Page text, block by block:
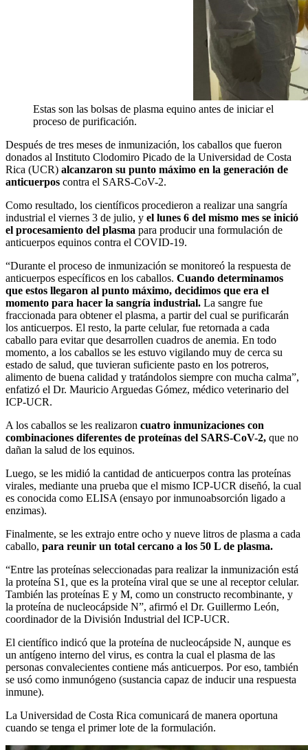
Estas son las bolsas de plasma equino antes de iniciar el
proceso de purificación.
Después de tres meses de inmunización, los caballos que fueron
donados al Instituto Clodomiro Picado de la Universidad de Costa
Rica (UCR) alcanzaron su punto máximo en la generación de
anticuerpos contra el SARS-CoV-2.
Como resultado, los científicos procedieron a realizar una sangría
industrial el viernes 3 de julio, y el lunes 6 del mismo mes se inició
el procesamiento del plasma para producir una formulación de
anticuerpos equinos contra el COVID-19.
“Durante el proceso de inmunización se monitoreó la respuesta de
anticuerpos específicos en los caballos. Cuando determinamos
que estos llegaron al punto máximo, decidimos que era el
momento para hacer la sangría industrial. La sangre fue
fraccionada para obtener el plasma, a partir del cual se purificarán
los anticuerpos. El resto, la parte celular, fue retornada a cada
caballo para evitar que desarrollen cuadros de anemia. En todo
momento, a los caballos se les estuvo vigilando muy de cerca su
estado de salud, que tuvieran suficiente pasto en los potreros,
alimento de buena calidad y tratándolos siempre con mucha calma”,
enfatizó el Dr. Mauricio Arguedas Gómez, médico veterinario del
ICP-UCR.
A los caballos se les realizaron cuatro inmunizaciones con
combinaciones diferentes de proteínas del SARS-CoV-2, que no
dañan la salud de los equinos.
Luego, se les midió la cantidad de anticuerpos contra las proteínas
virales, mediante una prueba que el mismo ICP-UCR diseñó, la cual
es conocida como ELISA (ensayo por inmunoabsorción ligado a
enzimas).
Finalmente, se les extrajo entre ocho y nueve litros de plasma a cada
caballo, para reunir un total cercano a los 50 L de plasma.
“Entre las proteínas seleccionadas para realizar la inmunización está
la proteína S1, que es la proteína viral que se une al receptor celular.
También las proteínas E y M, como un constructo recombinante, y
la proteína de nucleocápside N”, afirmó el Dr. Guillermo León,
coordinador de la División Industrial del ICP-UCR.
El científico indicó que la proteína de nucleocápside N, aunque es
un antígeno interno del virus, es contra la cual el plasma de las
personas convalecientes contiene más anticuerpos. Por eso, también
se usó como inmunógeno (sustancia capaz de inducir una respuesta
inmune).
La Universidad de Costa Rica comunicará de manera oportuna
cuando se tenga el primer lote de la formulación.